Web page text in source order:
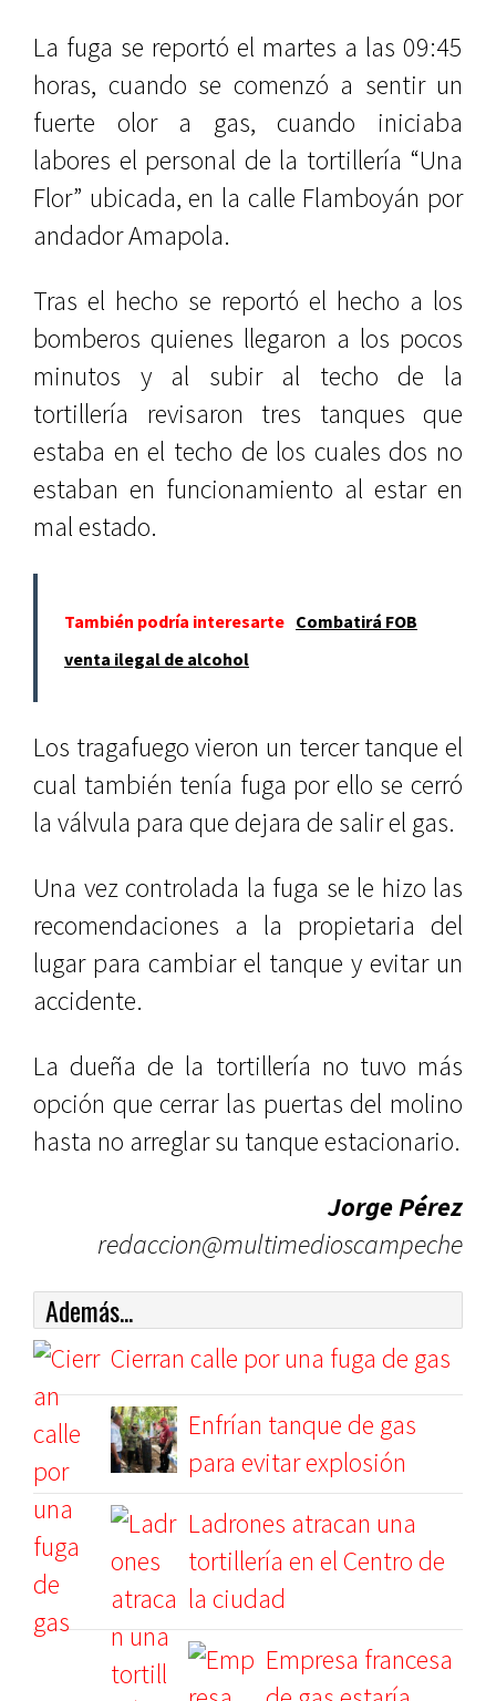
La fuga se reportó el martes a las 09:45
horas, cuando se comenzó a sentir un
fuerte olor a gas, cuando iniciaba
labores el personal de la tortillería “Una
Flor” ubicada, en la calle Flamboyán por
andador Amapola.
Tras el hecho se reportó el hecho a los
bomberos quienes llegaron a los pocos
minutos y al subir al techo de la
tortillería revisaron tres tanques que
estaba en el techo de los cuales dos no
estaban en funcionamiento al estar en
mal estado.
También podría interesarte Combatirá FOB
venta ilegal de alcohol
Los tragafuego vieron un tercer tanque el
cual también tenía fuga por ello se cerró
la válvula para que dejara de salir el gas.
Una vez controlada la fuga se le hizo las
recomendaciones a la propietaria del
lugar para cambiar el tanque y evitar un
accidente.
La dueña de la tortillería no tuvo más
opción que cerrar las puertas del molino
hasta no arreglar su tanque estacionario.
Jorge Pérez
redaccion@multimedioscampeche
Además...
Cierran calle por una fuga de gas
Enfrían tanque de gas
para evitar explosión
Ladrones atracan una
tortillería en el Centro de
la ciudad
Empresa francesa